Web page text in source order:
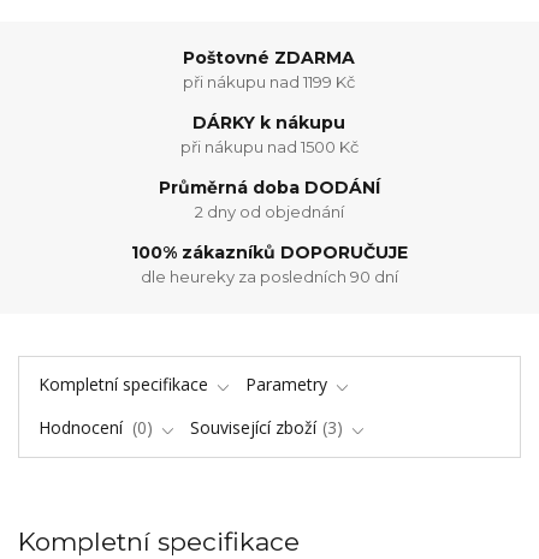
Poštovné ZDARMA
při nákupu nad 1199 Kč
DÁRKY k nákupu
při nákupu nad 1500 Kč
Průměrná doba DODÁNÍ
2 dny od objednání
100% zákazníků DOPORUČUJE
dle heureky za posledních 90 dní
Kompletní specifikace
Parametry
Hodnocení
0 Související zboží 3
Kompletní specifikace